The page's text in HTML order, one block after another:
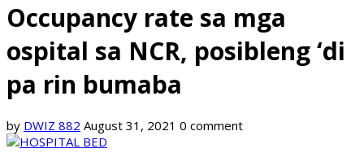
Occupancy rate sa mga
ospital sa NCR, posibleng ‘di
pa rin bumaba
by DWIZ 882 August 31, 2021 0 comment